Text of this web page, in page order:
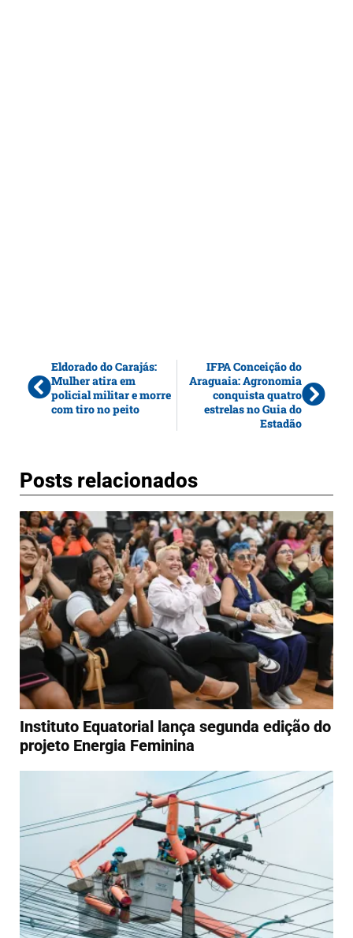
Eldorado do Carajás:
Mulher atira em
policial militar e morre
com tiro no peito
IFPA Conceição do
Araguaia: Agronomia
conquista quatro
estrelas no Guia do
Estadão
Posts relacionados
Instituto Equatorial lança segunda edição do
projeto Energia Feminina